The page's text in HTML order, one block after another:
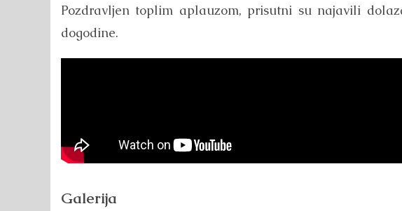
Pozdravljen toplim aplauzom, prisutni su najavili
dogodine.
Galerija